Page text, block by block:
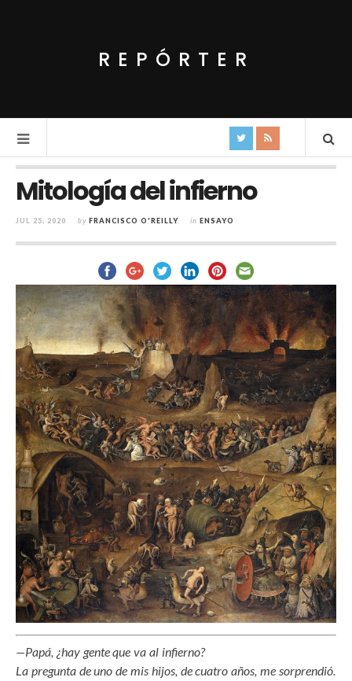
REPÓRTER
Mitología del infierno
JUL 25, 2020 by FRANCISCO O'REILLY in ENSAYO
—Papá, ¿hay gente que va al infierno?
La pregunta de uno de mis hijos, de cuatro años, me sorprendió.